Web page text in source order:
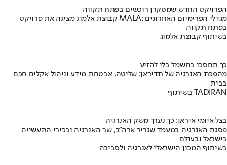
הפרויקט החדש שמסקרן רוכשים בפתח תקווה
קבוצת אלמוג מציגה את פרויקט MALA: מגדלי הפרימיום האחרונים
בפתח תקווה
בשיתוף קבוצת אלמוג
כך תחסכו בחשמל בלי להזיע
מהפכת האנרגיה של תדיראן: שליטה, אבטחת מידע וניהול אקלים חכם
בבית
בשיתוף TADIRAN
בצל איומי איראן: כך נערך משק האנרגיה
פסגת האנרגיה במעמד שגריר ארה"ב, שר האנרגיה ובכירי התעשייה
בישראל ובעולם
בשיתוף המכון הישראלי לאנרגיה ולסביבה